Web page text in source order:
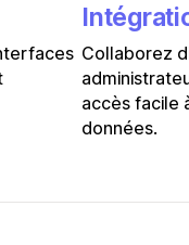
Collaborez
accès facile
données.